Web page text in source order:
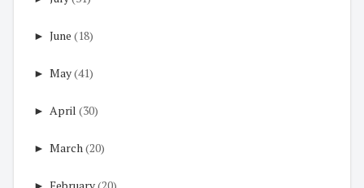
► June (18)
► May(41)
► April (30)
► March(20)